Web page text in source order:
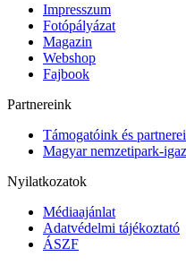
Impresszum
Fotópályázat
Magazin
Webshop
Fajbook
Partnereink
Támogatóink és
Magyar nemzetipark-
Nyilatkozatok
Médiaajánlat
Adatvédelmi tájékoztató
ÁSZF